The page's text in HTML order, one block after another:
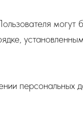
могут
персональных